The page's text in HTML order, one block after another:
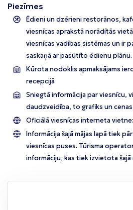
Piezīmes
Ēdieni un dzērieni restorānos,
viesnīcas aprakstā norādītās
viesnīcas vadības sistēmas un ir
saskaņā ar pasūtīto ēdienu plānu.
Kūrota nodoklis apmaksājams
recepcijā
Sniegtā informācija par viesnīcu,
daudzveidība, to grafiks un
Oficiālā viesnīcas interneta vietne:
Informācija šajā mājas lapā tiek
viesnīcas puses. Tūrisma
informāciju, kas tiek izvietota šajā